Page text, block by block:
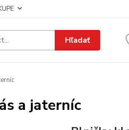
Hľadať
a jaterníc